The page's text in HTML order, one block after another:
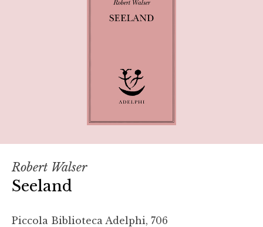
Robert Walser
Seeland
Piccola Biblioteca Adelphi, 706